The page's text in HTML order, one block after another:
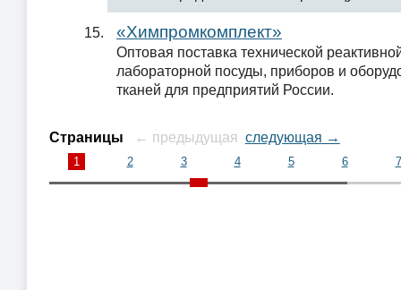
«Химпромкомплект»
Оптовая поставка технической
лабораторной посуды, приборов и
тканей для предприятий России.
Страницы ← предыдущая следующая →
1 2 3 4 5 6 7